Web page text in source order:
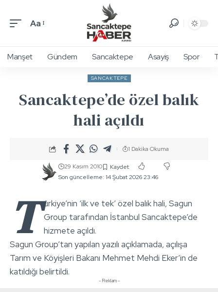
Aa
Manşet Gündem Sancaktepe Asayiş Spor
SANCAKTEPE
Sancaktepe’de özel balık
hali açıldı
Son güncelleme: 14 Şubat 2026 23:46
29 Kasım 2010
1 Dakika Okuma
T ürkiye’nin ‘ilk ve tek’ özel balık hali, Sagun
Group tarafından İstanbul Sancaktepe’de
hizmete açıldı.
Sagun Group’tan yapılan yazılı açıklamada, açılışa
Tarım ve Köyişleri Bakanı Mehmet Mehdi Eker’in de
katıldığı belirtildi.
- Reklam -